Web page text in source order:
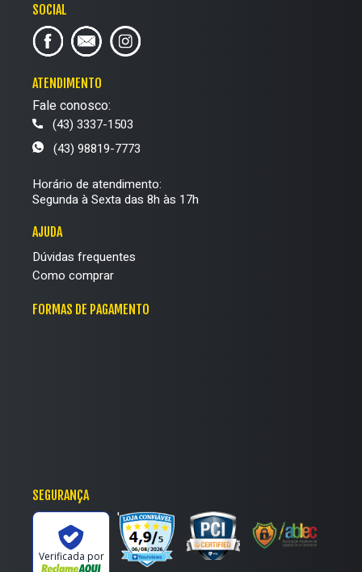
SOCIAL
ATENDIMENTO
Fale conosco:
(43) 3337-1503
(43) 98819-7773
Horário de atendimento:
Segunda à Sexta das 8h às 17h
AJUDA
Dúvidas frequentes
Como comprar
FORMAS DE PAGAMENTO
SEGURANÇA
Verificada por
'